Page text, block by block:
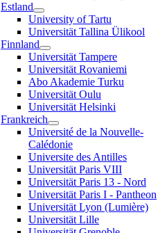
Estland
University of Tartu
Universität Tallina Ülikool
Finnland
Universität Tampere
Universität Rovaniemi
Abo Akademie Turku
Universität Oulu
Universität Helsinki
Frankreich
Université de la Nouvelle-
Calédonie
Universite des Antilles
Universität Paris VIII
Universität Paris 13 - Nord
Universität Paris I - Pantheon
Universität Lyon (Lumière)
Universität Lille